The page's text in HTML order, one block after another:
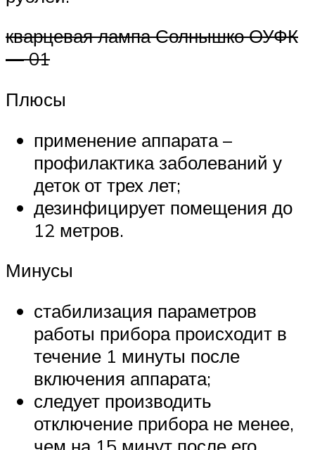
кварцевая лампа Солнышко ОУФК
— 01
Плюсы
применение аппарата –
профилактика заболеваний у
деток от трех лет;
дезинфицирует помещения до
12 метров.
Минусы
стабилизация параметров
работы прибора происходит в
течение 1 минуты после
включения аппарата;
следует производить
отключение прибора не менее,